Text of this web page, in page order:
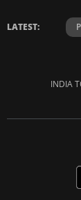
LATEST:
INDIA